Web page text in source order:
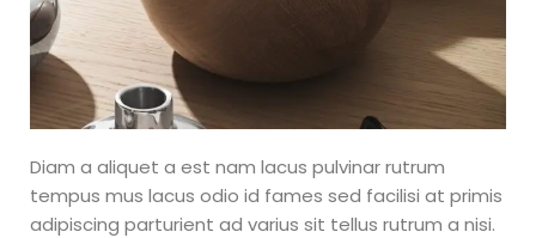
Diam a aliquet a est nam lacus pulvinar rutrum
tempus mus lacus odio id fames sed facilisi at primis
adipiscing parturient ad varius sit tellus rutrum a nisi.